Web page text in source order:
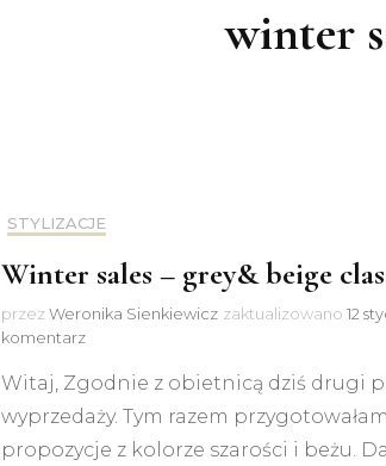
winter
STYLIZACJE
Winter sales – grey& beige
przezWeronika Sienkiewicz zaktualizowano 12
komentarzdo
sales
grey&
beige
Witaj, Zgodnie z obietnicą dziś drugi
wyprzedaży. Tym razem
propozycje z kolorze szarości i beżu.